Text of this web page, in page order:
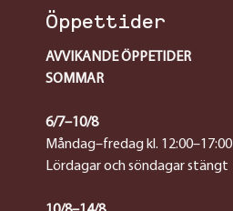
Öppettider
AVVIKANDE ÖPPETIDER
SOMMAR
6/7–10/8
Måndag–fredag kl. 12:00–17:00
Lördagar och söndagar stängt